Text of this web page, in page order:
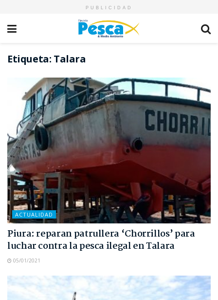
PUBLICIDAD
Etiqueta: Talara
ACTUALIDAD
Piura: reparan patrullera ‘Chorrillos’ para
luchar contra la pesca ilegal en Talara
05/01/2021